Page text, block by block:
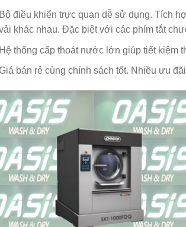
điều khiển trực quan dễ sử dụng. Tích
khác nhau. Đặc biệt với các phím tắt
thống cấp thoát nước lớn giúp tiết kiệm
bán rẻ cùng chính sách tốt. Nhiều ưu đãi